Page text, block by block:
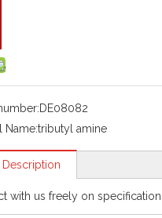
DE08082
Name:tributyl amine
Description
with us freely on